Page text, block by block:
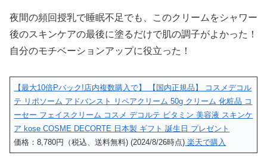
夜間の頻回授乳で睡眠不足でも、このクリームをシャワー
後のスキンケアの最後に塗るだけで肌の調子がよかった！
自分のモチベーションアップに役立った！
【最大10倍Pバック!店内複数購入で】 【国内正規品】 コスメデコル
テ リポソーム アドバンスト リペアクリーム 50g クリーム 化粧品 コ
ーセー フェイスクリーム コスメ デコルテ ビタミン 美容液 スキンケ
ア kose COSME DECORTE 日本製 ギフト 誕生日 プレゼント
価格：8,780円（税込、送料無料) (2024/8/26時点) 楽天で購入